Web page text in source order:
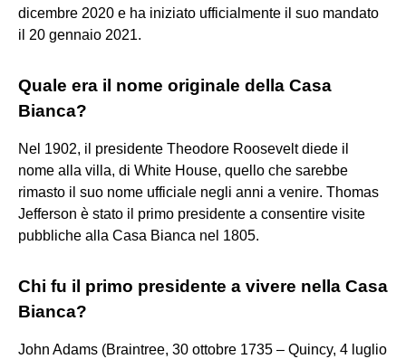
dicembre 2020 e ha iniziato ufficialmente il suo mandato
il 20 gennaio 2021.
Quale era il nome originale della Casa
Bianca?
Nel 1902, il presidente Theodore Roosevelt diede il
nome alla villa, di White House, quello che sarebbe
rimasto il suo nome ufficiale negli anni a venire. Thomas
Jefferson è stato il primo presidente a consentire visite
pubbliche alla Casa Bianca nel 1805.
Chi fu il primo presidente a vivere nella Casa
Bianca?
John Adams (Braintree, 30 ottobre 1735 – Quincy, 4 luglio